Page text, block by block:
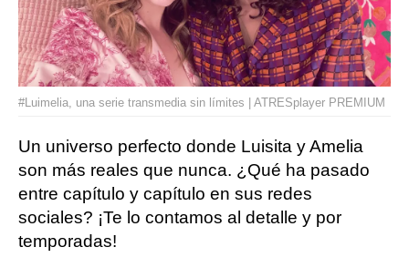
#Luimelia, una serie transmedia sin límites | ATRESplayer PREMIUM
Un universo perfecto donde Luisita y Amelia
son más reales que nunca. ¿Qué ha pasado
entre capítulo y capítulo en sus redes
sociales? ¡Te lo contamos al detalle y por
temporadas!